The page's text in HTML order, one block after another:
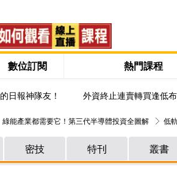
數位訂閱 熱門課程
日報神隊友！ 外資終止連賣轉買逢低
綠能產業都需要它！第三代半導體投資全圖解 低
密技 特刊 叢書